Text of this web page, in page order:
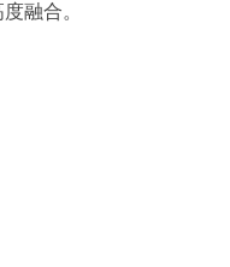
融合。